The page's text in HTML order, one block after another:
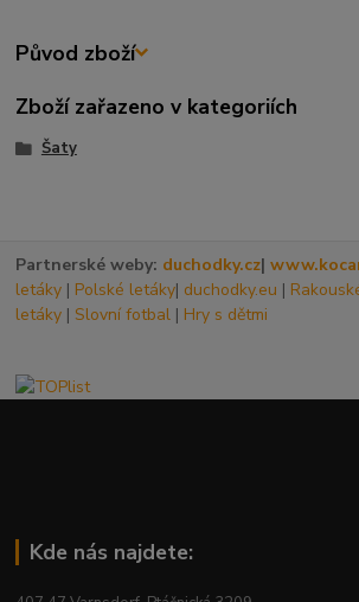
Původ zboží
Zboží zařazeno v kategoriích
Šaty
Partnerské weby: duchodky.cz|
letáky | Polské letáky| duchodky.eu |
letáky | Slovní fotbal | Hry s dětmi
Kde nás najdete: